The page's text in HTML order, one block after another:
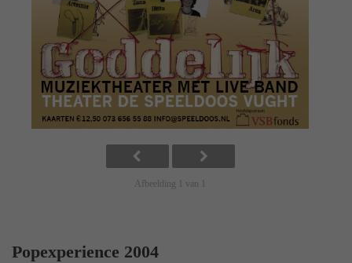
Afbeelding 1 van 1
Popexperience 2004